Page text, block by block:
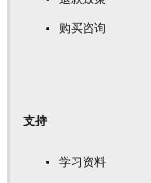
购买咨询
支持
学习资料